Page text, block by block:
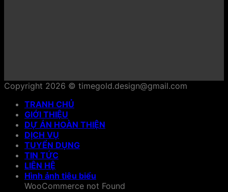
Copyright 2026 © timegold.design@gmail.com
TRANH CHỦ
GIỚI THIỆU
DỰ ÁN HOÀN THIỆN
DỊCH VỤ
TUYỂN DỤNG
TIN TỨC
LIÊN HỆ
Hình ảnh tiêu biểu
WooCommerce not Found